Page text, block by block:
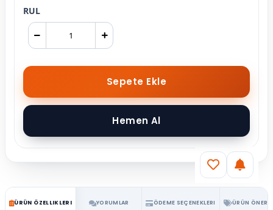
RUL
ÜRÜN ÖZELLIKLERI YORUMLAR ÖDEME SEÇENEKLERI ÜRÜN